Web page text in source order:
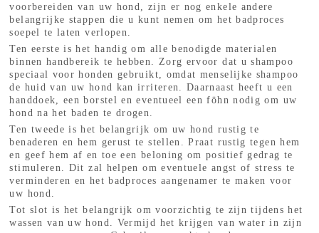
voorbereiden van uw hond, zijn er nog enkele andere
belangrijke stappen die u kunt nemen om het badproces
soepel te laten verlopen.
Ten eerste is het handig om alle benodigde materialen
binnen handbereik te hebben. Zorg ervoor dat u shampoo
speciaal voor honden gebruikt, omdat menselijke shampoo
de huid van uw hond kan irriteren. Daarnaast heeft u een
handdoek, een borstel en eventueel een föhn nodig om uw
hond na het baden te drogen.
Ten tweede is het belangrijk om uw hond rustig te
benaderen en hem gerust te stellen. Praat rustig tegen hem
en geef hem af en toe een beloning om positief gedrag te
stimuleren. Dit zal helpen om eventuele angst of stress te
verminderen en het badproces aangenamer te maken voor
uw hond.
Tot slot is het belangrijk om voorzichtig te zijn tijdens het
wassen van uw hond. Vermijd het krijgen van water in zijn